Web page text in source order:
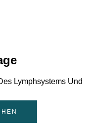
Lymphsystems Und